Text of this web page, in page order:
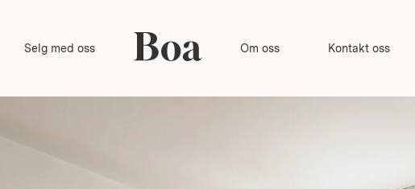
Selg med oss Om oss Kontakt oss